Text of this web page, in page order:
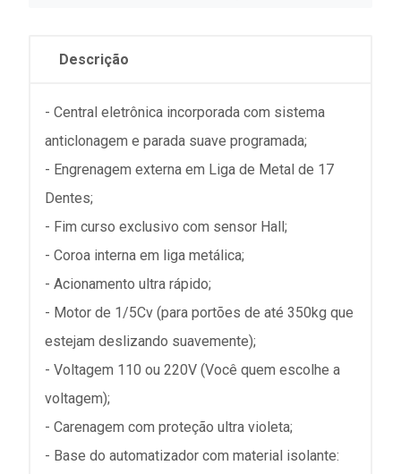
Descrição
- Central eletrônica incorporada com sistema
anticlonagem e parada suave programada;
- Engrenagem externa em Liga de Metal de 17
Dentes;
- Fim curso exclusivo com sensor Hall;
- Coroa interna em liga metálica;
- Acionamento ultra rápido;
- Motor de 1/5Cv (para portões de até 350kg que
estejam deslizando suavemente);
- Voltagem 110 ou 220V (Você quem escolhe a
voltagem);
- Carenagem com proteção ultra violeta;
- Base do automatizador com material isolante: